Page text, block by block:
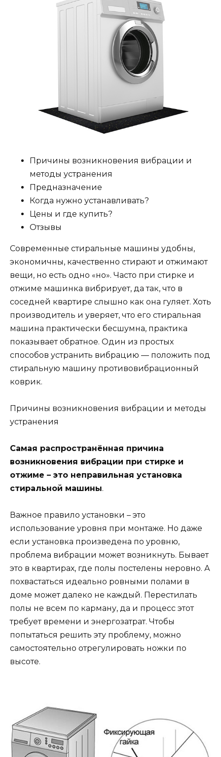
Причины возникновения вибрации и
методы устранения
Предназначение
Когда нужно устанавливать?
Цены и где купить?
Отзывы
Современные стиральные машины удобны,
экономичны, качественно стирают и отжимают
вещи, но есть одно «но». Часто при стирке и
отжиме машинка вибрирует, да так, что в
соседней квартире слышно как она гуляет. Хоть
производитель и уверяет, что его стиральная
машина практически бесшумна, практика
показывает обратное. Один из простых
способов устранить вибрацию — положить под
стиральную машину противовибрационный
коврик.
Причины возникновения вибрации и методы
устранения
Самая распространённая причина
возникновения вибрации при стирке и
отжиме – это неправильная установка
стиральной машины.
Важное правило установки – это
использование уровня при монтаже. Но даже
если установка произведена по уровню,
проблема вибрации может возникнуть. Бывает
это в квартирах, где полы постелены неровно. А
похвастаться идеально ровными полами в
доме может далеко не каждый. Перестилать
полы не всем по карману, да и процесс этот
требует времени и энергозатрат. Чтобы
попытаться решить эту проблему, можно
самостоятельно отрегулировать ножки по
высоте.